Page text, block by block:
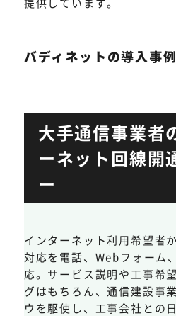
バディネットの導入事例
大手通信事業者
ーネット回線開
ー
インターネット利用希望者
対応を電話、Webフォーム
応。サービス説明や工事希
グはもちろん、通信建設事
ウを駆使し、工事会社との